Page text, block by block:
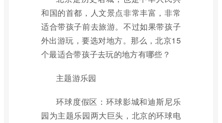
和国的首都，人文景点非常丰富，非常
适合带孩子前去旅游。不过如果带孩子
外出游玩，要选对地方。那么，北京15
个最适合带孩子去玩的地方有哪些？
主题游乐园
环球度假区：环球影城和迪斯尼乐
园为主题乐园两大巨头，北京的环球电